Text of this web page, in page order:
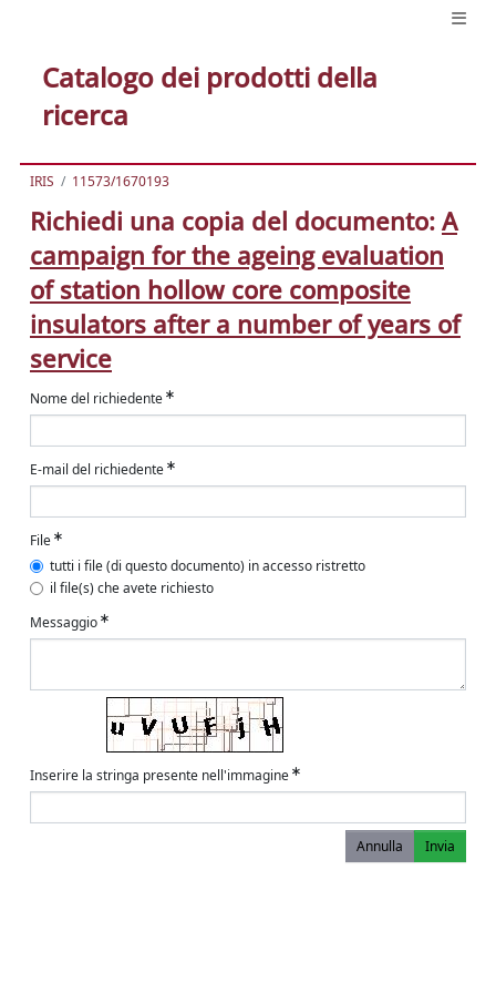
Catalogo dei prodotti della
ricerca
IRIS 11573/1670193
Richiedi una copia del documento: A
campaign for the ageing evaluation
of station hollow core composite
insulators after a number of years of
service
Nome del richiedente
E-mail del richiedente
File
tutti i file (di questo documento) in accesso ristretto
il file(s) che avete richiesto
Messaggio
Inserire la stringa presente nell'immagine
Annulla Invia